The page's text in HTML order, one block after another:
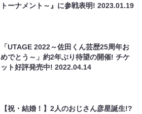
トーナメント～』に参戦表明!2023.01.19
「UTAGE 2022～佐田くん芸歴25周年お
めでとう～」約2年ぶり待望の開催! チケ
ット好評発売中!2022.04.14
【祝・結婚！】2人のおじさん彦星誕生!?